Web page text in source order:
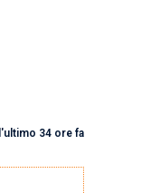
34 ore fa